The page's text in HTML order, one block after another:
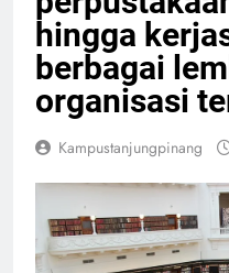
hingga
berbagai
organisasi
Kampustanjungpinang